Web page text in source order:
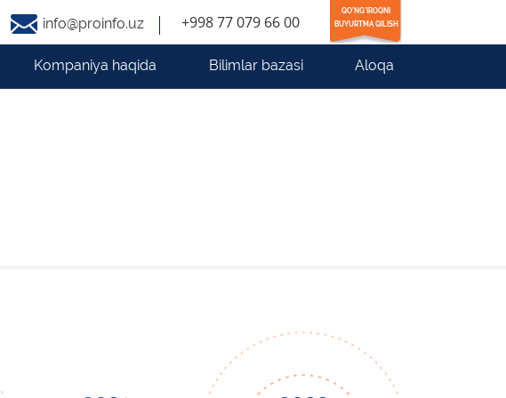
info@proinfo.uz +998 77 079 66 00
QO'NG'IROQNI
BUYURTMA QILISH
Kompaniya haqida Bilimlar bazasi Aloqa